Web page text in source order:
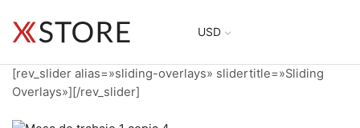
USD
[rev_slider alias=»sliding-overlays» slidertitle=»Sliding
Overlays»][/rev_slider]